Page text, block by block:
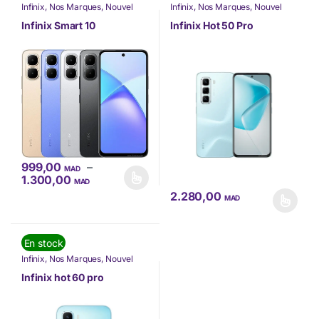
Infinix, Nos Marques, Nouvel
arrivage
Téléphone ,
& Tablette
Infinix Smart 10
999,00MAD
–
1.300,00 MADPlage de prix : 999,00 MAD à 1.300,00
Ce produit a plusieurs variations. Les options peuvent être
Infinix, Nos Marques, Nouvel
arrivage
Téléphone ,
& Tablette
Infinix Hot 50 Pro
2.280,00 MAD
Ce produit a plusieurs
En stock
Infinix, Nos Marques, Nouvel
arrivage
Téléphone ,
& Tablette
Infinix hot 60 pro